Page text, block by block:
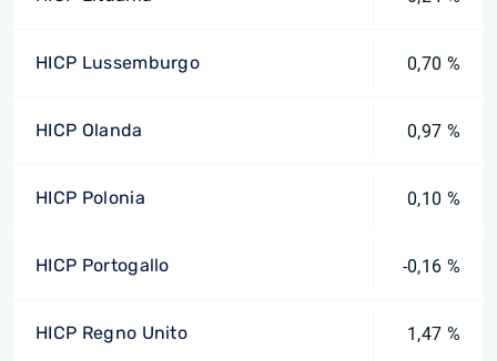
HICP Lussemburgo 0,70 %
HICP Olanda 0,97 %
HICP Polonia 0,10 %
HICP Portogallo -0,16 %
HICP Regno Unito 1,47 %